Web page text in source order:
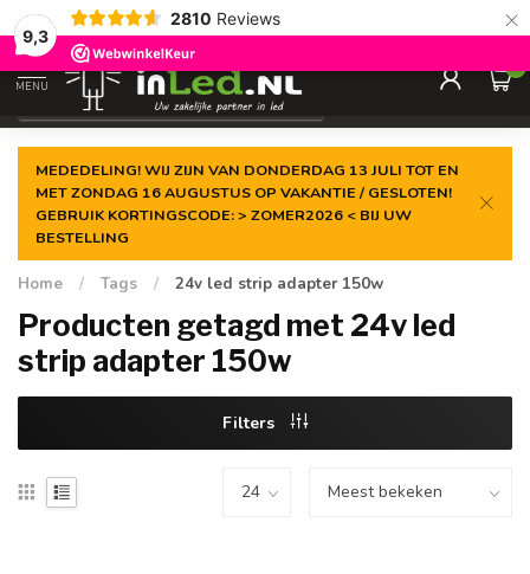
9,3
2810 Reviews ×
Gegarandeerde delaagste prijs
MENU
0
MEDEDELING! WIJ ZIJN VAN DONDERDAG 13 JULI TOT EN
MET ZONDAG 16 AUGUSTUS OP VAKANTIE / GESLOTEN!
GEBRUIK KORTINGSCODE: > ZOMER2026 < BIJ UW
BESTELLING
Home / Tags / 24v led strip adapter 150w
Producten getagd met 24v led
strip adapter 150w
Filters